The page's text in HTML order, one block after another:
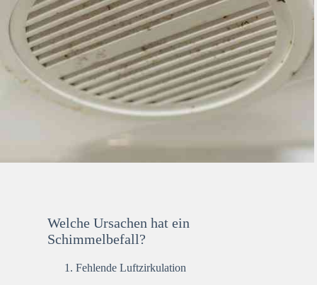
Welche Ursachen hat ein
Schimmelbefall?
Fehlende Luftzirkulation